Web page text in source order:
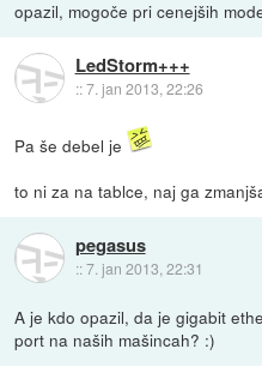
opazil, mogoče pri cenejših
LedStorm+++
::7. jan 2013, 22:26
Pa še debel je
to ni za na tablce, naj ga
pegasus
::7. jan 2013, 22:31
A je kdo opazil, da je gigabit
port na naših mašincah? :)